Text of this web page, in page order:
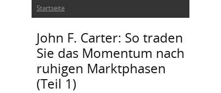
Sie sind hier
Startseite
John F. Carter: So traden
Sie das Momentum nach
ruhigen Marktphasen
(Teil 1)